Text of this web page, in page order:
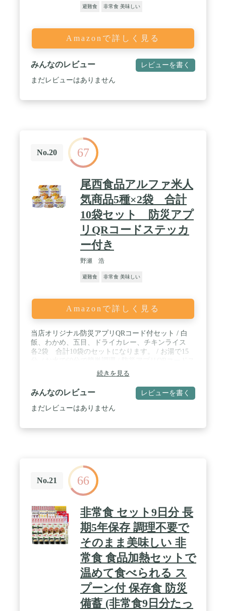
合わせて作成しました。 / ✳️ 贈り物、プレゼン
暮、🌹母の日、🌷父の日の贈り物に⭐️オススメ⭐️で
避難食 非常食 美味しい
Amazonで詳しく見る
みんなのレビュー レビューを書く
まだレビューはありません
No.20 67
尾西食品アルファ米人
気商品5種×2袋 合計
10袋セット 防災アプ
リQRコードステッカ
ー付き
野瀬 浩
避難食 非常食 美味しい
Amazonで詳しく見る
当店オリジナル防災アプリQRコード付セット / 白
飯、わかめ、五目、ドライカレー、チキンライス
各2袋 合計10袋のセットになります。 / お湯で15
テッカー付 / 賞味期限5年以上の商品をお送り致し
続きを見る
みんなのレビュー レビューを書く
まだレビューはありません
No.21 66
非常食 セット9日分 長
期5年保存 調理不要で
そのまま美味しい 非
常食 食品加熱セットで
温めて食べられる ス
プーン付 保存食 防災
備蓄 (非常食9日分たっ